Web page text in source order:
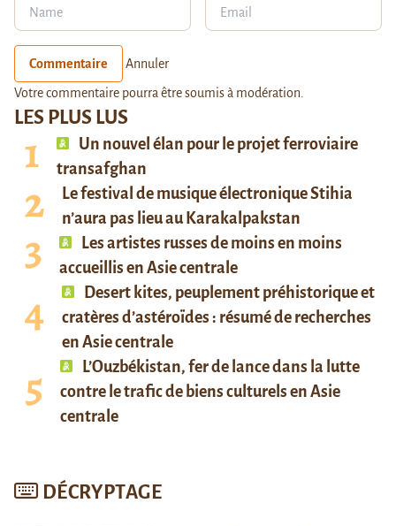
LES PLUS LUS
Un nouvel élan pour le projet ferroviaire
transafghan
Le festival de musique électronique Stihia
n’aura pas lieu au Karakalpakstan
Les artistes russes de moins en moins
accueillis en Asie centrale
Desert kites, peuplement préhistorique et
cratères d’astéroïdes : résumé de recherches
en Asie centrale
L’Ouzbékistan, fer de lance dans la lutte
contre le trafic de biens culturels en Asie
centrale
DÉCRYPTAGE
Commentaire Annuler
Votre commentaire pourra être soumis à modération.